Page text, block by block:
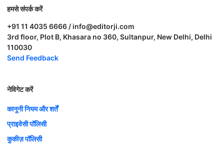
हमसे संपर्क करें
+91 11 4035 6666 / info@editorji.com
3rd floor, Plot B, Khasara no 360, Sultanpur, New Delhi, Delhi
110030
Send Feedback
नेविगेट करें
कानूनी नियम और शर्तें
प्राइवेसी पॉलिसी
कुकीज़ पॉलिसी